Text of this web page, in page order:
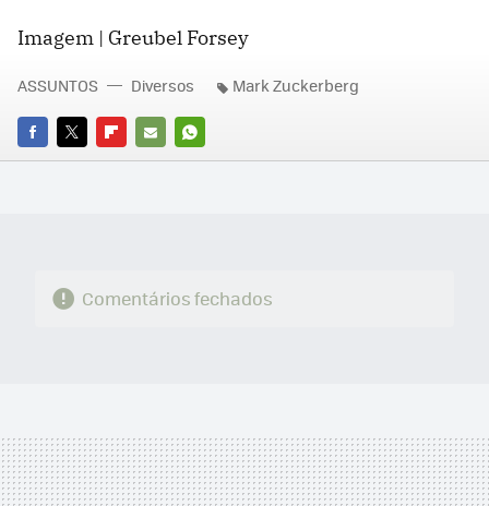
Imagem | Greubel Forsey
FACEBOOK
TWITTERFLIPBOARD
E-
WHATSAPP
ASSUNTOS Diversos Mark Zuckerberg
Comentários fechados